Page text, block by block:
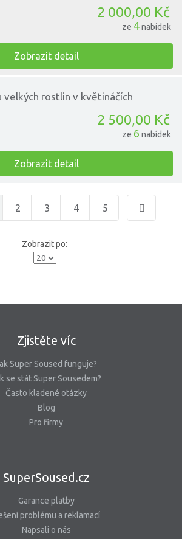
2 000,00 Kč
ze 4nabídek
Zobrazit detail
velkých rostlin v květináčích
2 500,00 Kč
ze 6 nabídek
Zobrazit detail
2 3 4 5
Zobrazit po:
Zjistěte víc
Super Soused funguje?
se stát Super Sousedem?
Často kladené otázky
Blog
Pro firmy
SuperSoused.cz
Garance platby
problému a reklamací
Napsali o nás